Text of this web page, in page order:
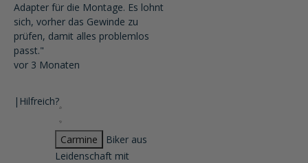
Adapter für die Montage. Es lohnt
sich, vorher das Gewinde zu
prüfen, damit alles problemlos
passt."
vor 3 Monaten
| Hilfreich?
Carmine
Biker aus
Leidenschaft mit